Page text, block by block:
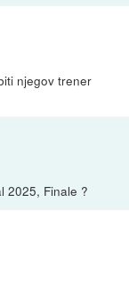
njegov trener
2025, Finale ?